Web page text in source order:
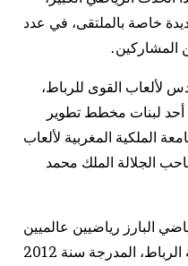
خاصة بالملتقى، في عدد
المشاركين.
لألعاب القوى للرباط،
تم إحداثه في 14 يونيو 2008، أحد لبنات مخطط تطوير
الملكية المغربية لألعاب
الجلالة الملك محمد
البارز رياضيين عالميين
رفيعي المستوى من اكتشاف مدينة الرباط، المدرجة سنة 2012